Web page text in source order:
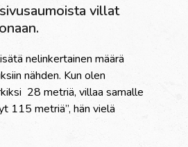
villat
nelinkertainen määrä
nähden. Kun olen
28 metriä, villaa samalle
115 metriä”, hän vielä